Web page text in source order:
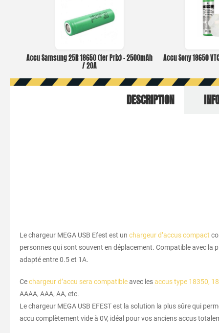
Accu Samsung 25R 18650 (1er Prix) – 2500mAh
/ 20A
Accu Sony 18650
DESCRIPTION
Le chargeur MEGA USB Efest est un chargeur d’accus compact
personnes qui sont souvent en déplacement. Compatible avec la
adapté entre 0.5 et 1A.
Cechargeur d’accu sera compatibleavec lesaccus type 18350,
AAAA, AAA, AA, etc.
Le chargeur MEGA USB EFEST est la solution la plus sûre qui
accu complètement vide à 0V, idéal pour vos anciens accus